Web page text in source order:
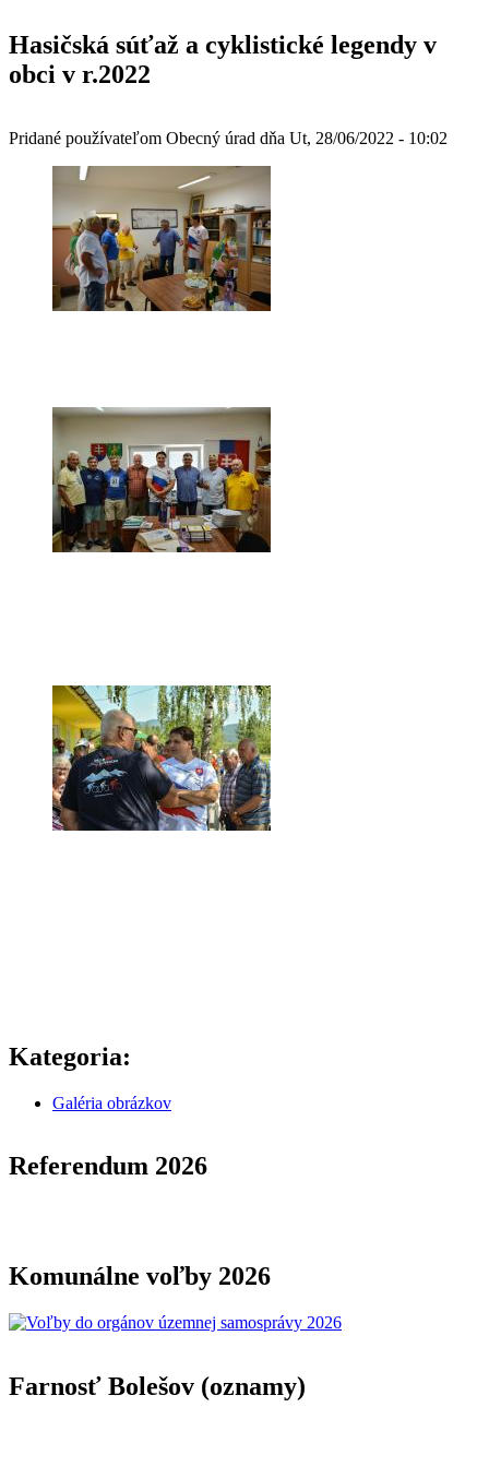
Hasičská súťaž a cyklistické legendy v
obci v r.2022
Pridané používateľom Obecný úrad dňa Ut, 28/06/2022 - 10:02
Kategoria:
Galéria obrázkov
Referendum 2026
Komunálne voľby 2026
Farnosť Bolešov (oznamy)